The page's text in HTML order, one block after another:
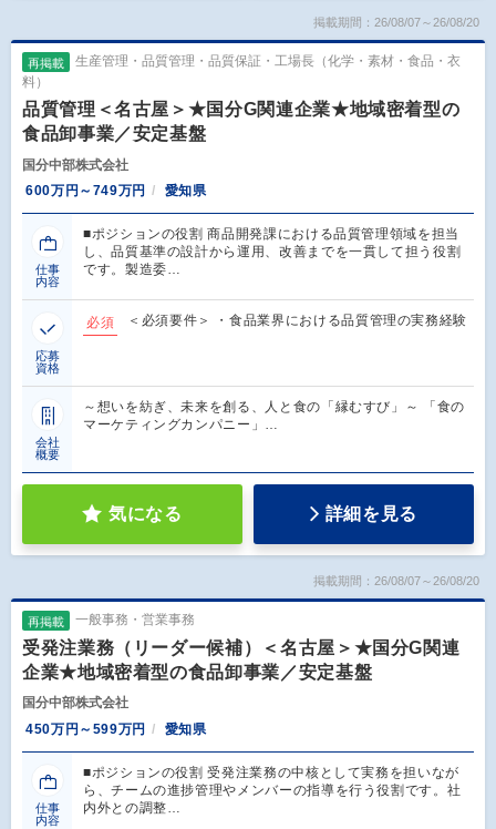
掲載期間：26/08/07～26/08/20
再掲載
生産管理・品質管理・品質保証・工場長（化学・素材・食品・衣
料）
品質管理＜名古屋＞★国分G関連企業★地域密着型の
食品卸事業／安定基盤
国分中部株式会社
600万円～749万円
愛知県
仕事
内容
■ポジションの役割 商品開発課における品質管理領域を担当
し、品質基準の設計から運用、改善までを一貫して担う役割
です。製造委…
応募
資格
必須 ＜必須要件＞ ・食品業界における品質管理の実務経験
会社
概要
～想いを紡ぎ、未来を創る、人と食の「縁むすび」～ 「食の
マーケティングカンパニー」…
気になる 詳細を見る
掲載期間：26/08/07～26/08/20
再掲載 一般事務・営業事務
受発注業務（リーダー候補）＜名古屋＞★国分G関連
企業★地域密着型の食品卸事業／安定基盤
国分中部株式会社
450万円～599万円
愛知県
仕事
内容
■ポジションの役割 受発注業務の中核として実務を担いなが
ら、チームの進捗管理やメンバーの指導を行う役割です。社
内外との調整…